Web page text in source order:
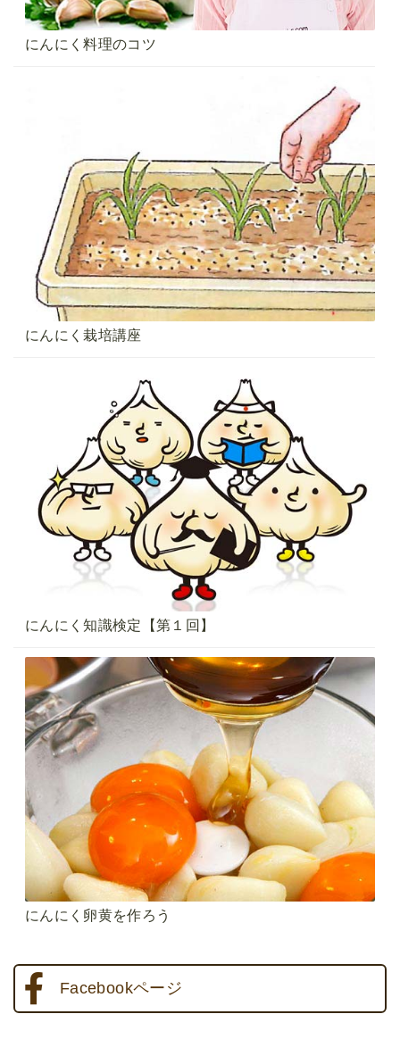
にんにく料理のコツ
にんにく栽培講座
にんにく知識検定【第１回】
にんにく卵黄を作ろう
Facebookページ